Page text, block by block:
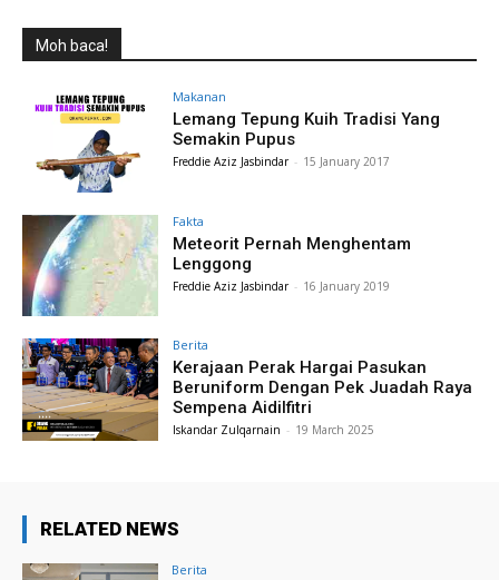
Moh baca!
Makanan
Lemang Tepung Kuih Tradisi Yang
Semakin Pupus
Freddie Aziz Jasbindar - 15 January 2017
Fakta
Meteorit Pernah Menghentam
Lenggong
Freddie Aziz Jasbindar - 16 January 2019
Berita
Kerajaan Perak Hargai Pasukan
Beruniform Dengan Pek Juadah Raya
Sempena Aidilfitri
Iskandar Zulqarnain - 19 March 2025
RELATED NEWS
Berita